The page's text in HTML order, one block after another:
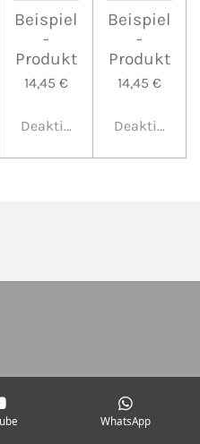
Beispiel
-
Produkt
14,45 €
Deaktiviert
Beispiel
-
Produkt
14,45 €
Deaktiviert
WhatsApp